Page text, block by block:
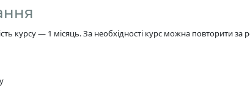
курсу — 1 місяць. За необхідності курс можна повторити за